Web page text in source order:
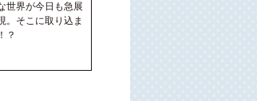
世界が今日も急展
。そこに取り込ま
？